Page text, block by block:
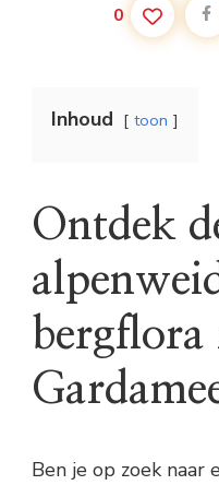
0
Inhoud toon
Ontdek
bergflora
Ben je op zoek naar